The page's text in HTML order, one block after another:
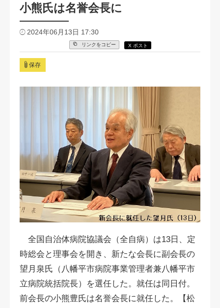
小熊氏は名誉会長に
2024年06月13日 17:30
リンクをコピー X ポスト
保存
全国自治体病院協議会（全自病）は13日、定
時総会と理事会を開き、新たな会長に副会長の
望月泉氏（八幡平市病院事業管理者兼八幡平市
立病院統括院長）を選任した。就任は同日付。
前会長の小熊豊氏は名誉会長に就任した。【松